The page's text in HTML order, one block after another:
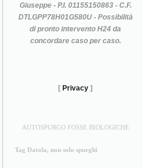
Giuseppe - P.I. 01155150863 - C.F.
DTLGPP78H01G580U - Possibilità
di pronto intervento H24 da
concordare caso per caso.
[Privacy ]
AUTOSPURGO FOSSE BIOLOGICHE
Tag Datola, non solo spurghi